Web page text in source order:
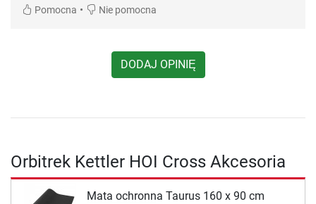
Pomocna • Nie pomocna
DODAJ OPINIĘ
Orbitrek Kettler HOI Cross Akcesoria
Mata ochronna Taurus 160 x 90 cm